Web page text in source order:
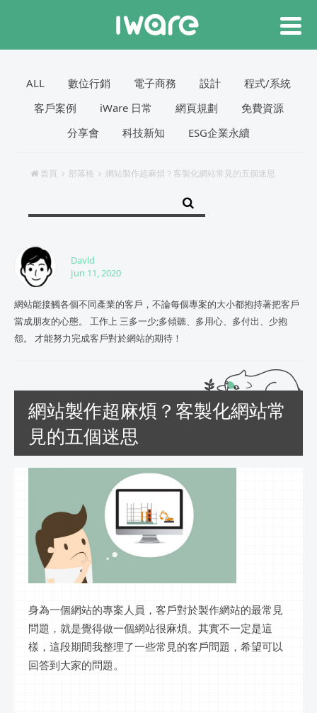
ALL 數位行銷 電子商務 設計
程式/系統
客戶案例
iWare 日常 網頁規劃
免費資源
分享會
科技新知 ESG企業永續
首頁 部落格 網站製作超麻煩？客製化網站常見的五個迷思
Davld
Jun 11, 2020
網站能接觸各個不同產業的客戶，不論每個專案的大小都抱持著把客戶
當成朋友的心態。 工作上 三多一少;多傾聽、多用心、多付出、少抱
怨。 才能努力完成客戶對於網站的期待！
網站製作超麻煩？客製化網站常
見的五個迷思
身為一個網站的專案人員，客戶對於製作網站的最常見
問題，就是覺得做一個網站很麻煩。其實不一定是這
樣，這段期間我整理了一些常見的客戶問題，希望可以
回答到大家的問題。